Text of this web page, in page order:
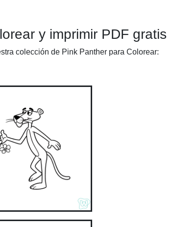
y imprimir PDF gratis
colección de Pink Panther para Colorear: